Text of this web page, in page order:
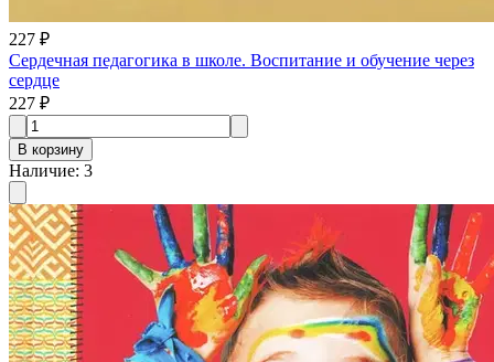
227 ₽
Сердечная педагогика в школе. Воспитание и обучение через
сердце
227 ₽
В корзину
Наличие: 3